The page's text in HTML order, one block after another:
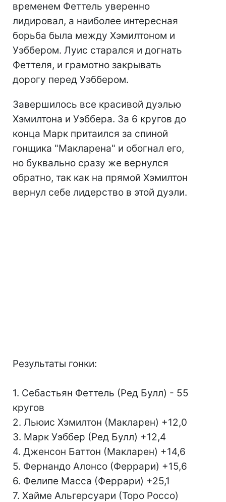
временем Феттель уверенно
лидировал, а наиболее интересная
борьба была между Хэмилтоном и
Уэббером. Луис старался и догнать
Феттеля, и грамотно закрывать
дорогу перед Уэббером.
Завершилось все красивой дуэлью
Хэмилтона и Уэббера. За 6 кругов до
конца Марк притаился за спиной
гонщика "Макларена" и обогнал его,
но буквально сразу же вернулся
обратно, так как на прямой Хэмилтон
вернул себе лидерство в этой дуэли.
Результаты гонки:
1. Себастьян Феттель (Ред Булл) - 55
кругов
2. Льюис Хэмилтон (Макларен) +12,0
3. Марк Уэббер (Ред Булл) +12,4
4. Дженсон Баттон (Макларен) +14,6
5. Фернандо Алонсо (Феррари) +15,6
6. Фелипе Масса (Феррари) +25,1
7. Хайме Альгерсуари (Торо Россо)